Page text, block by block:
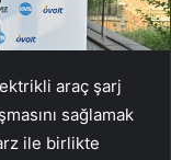
araç şarj
sağlamak
ile birlikte